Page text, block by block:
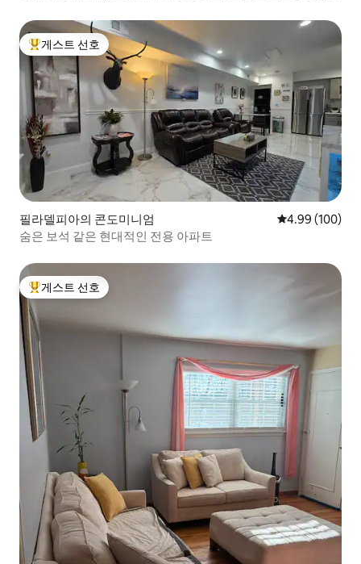
상위 게스트 선호
게스트 선호
필라델피아의 콘도미니엄 평점 4.99점(5
4.99 (100)
숨은 보석 같은 현대적인 전용 아파트
상위 게스트 선호
게스트 선호